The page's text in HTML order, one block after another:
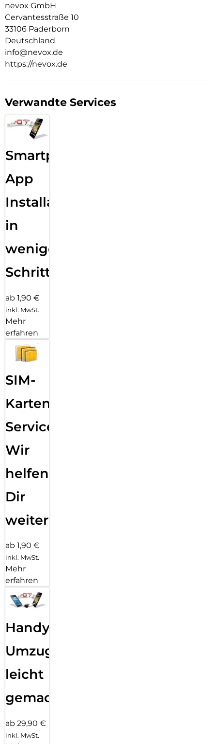
nevox GmbH
Cervantesstraße 10
33106 Paderborn
Deutschland
info@nevox.de
https://nevox.de
Verwandte Services
Smartphone
App
Installation
in
wenigen
Schritten
ab 1,90 €
inkl. MwSt.
Mehr
erfahren
SIM-
Karten
Service:
Wir
helfen
Dir
weiter
ab 1,90 €
inkl. MwSt.
Mehr
erfahren
Handy
Umzug
leicht
gemacht!
ab 29,90 €
inkl. MwSt.